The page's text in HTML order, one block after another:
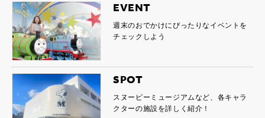
EVENT
週末のおでかけにぴったりなイベントを
チェックしよう
SPOT
スヌーピーミュージアムなど、各キャラ
クターの施設を詳しく紹介！